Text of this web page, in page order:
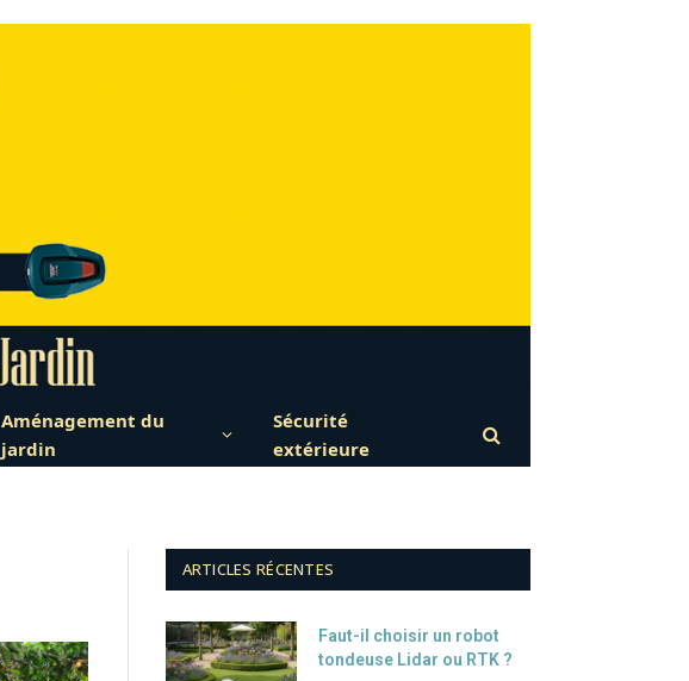
Aménagement du
jardin
Sécurité
extérieure
ARTICLES RÉCENTES
Faut-il choisir un robot
tondeuse Lidar ou RTK ?